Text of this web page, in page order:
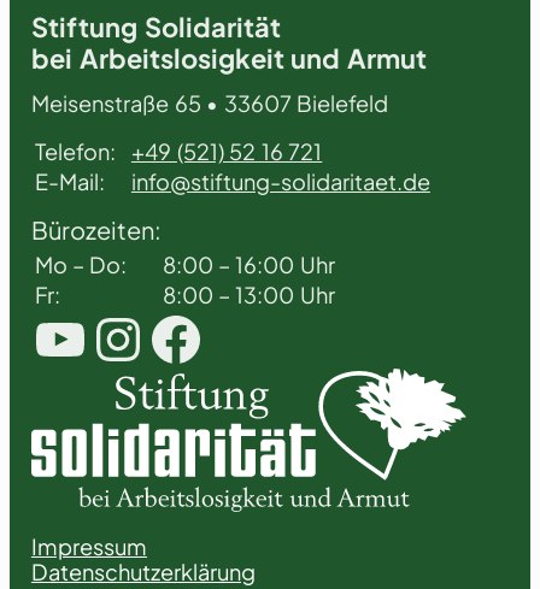
Stiftung Solidarität
bei Arbeitslosigkeit und Armut
Meisenstraße 65 • 33607 Bielefeld
Telefon:
+49 (521) 52 16 721
E-Mail:
info@stiftung-solidaritaet.de
Bürozeiten:
Mo – Do:
8:00 – 16:00 Uhr
Fr:
8:00 – 13:00 Uhr
YouTube InstagramFacebook
Impressum
Datenschutzerklärung